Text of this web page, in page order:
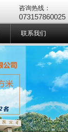
咨询热线：
073157860025
联系我们